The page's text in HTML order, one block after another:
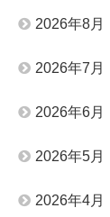
2026年8月
2026年7月
2026年6月
2026年5月
2026年4月